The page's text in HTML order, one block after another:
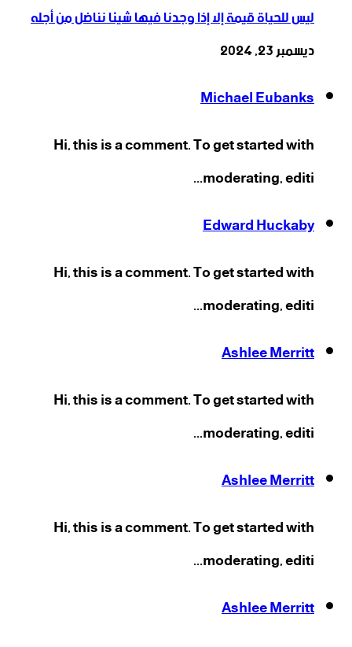
ليس للحياة قيمة إلا إذا وجدنا فيها شيئا نناضل من أجله
ديسمبر 23, 2024
Michael Eubanks
Hi, this is a comment. To get started with
moderating, editi...
Edward Huckaby
Hi, this is a comment. To get started with
moderating, editi...
Ashlee Merritt
Hi, this is a comment. To get started with
moderating, editi...
Ashlee Merritt
Hi, this is a comment. To get started with
moderating, editi...
Ashlee Merritt